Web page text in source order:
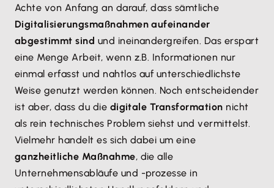
Achte von Anfang an darauf, dass sämtliche
Digitalisierungsmaßnahmen aufeinander
abgestimmt sind und ineinandergreifen. Das erspart
eine Menge Arbeit, wenn z.B. Informationen nur
einmal erfasst und nahtlos auf unterschiedlichste
Weise genutzt werden können. Noch entscheidender
ist aber, dass du die digitale Transformation nicht
als rein technisches Problem siehst und vermittelst.
Vielmehr handelt es sich dabei um eine
ganzheitliche Maßnahme, die alle
Unternehmensabläufe und -prozesse in